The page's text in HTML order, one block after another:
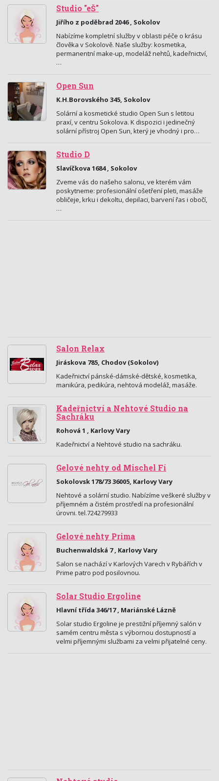
Studio "eŠ"
Jiřího z poděbrad 2046 , Sokolov
Nabízíme kompletní služby v oblasti péče o krásu
člověka v Sokolově. Naše služby: kosmetika,
permanentní make-up, modeláž nehtů, kadeřnictví,
…
Open Sun
K.H.Borovského 345, Sokolov
Solární a kosmetické studio Open Sun s letitou
praxí, v centru Sokolova. K dispozici i jedinečný
solární přístroj Open Sun, který je vhodný i pro…
Studio D
Slavíčkova 1684 , Sokolov
Zveme vás do našeho salonu, ve kterém vám
poskytneme: profesionální ošetření pleti, masáže
obličeje, krku i dekoltu, depilaci, barvení řas i obočí,
…
Salon Relax
Jiráskova 785, Chodov (Sokolov)
Kadeřnictví pánské-dámské-dětské, kosmetika,
manikúra, pedikúra, nehtová modeláž, masáže.
Kadeřnictví a Nehtové Studio na
Sachráku
Rohová 1 , Karlovy Vary
Kadeřnictví a Nehtové studio na sachráku.
Gelové nehty od Mischel Fí
Sokolovsk 178/73 36005, Karlovy Vary
Nehtové a solární studio. Nabízíme veškeré služby v
příjemném a čistém prostředí na profesionální
úrovni. tel.724279933
Gelové nehty Prima
Buchenwaldská 7 , Karlovy Vary
Salon se nachází v Karlových Varech v Rybářích v
Prime patro pod posilovnou.
Solar Studio Ergoline
Hlavní třída 346/17 , Mariánské Lázně
Solar studio Ergoline je prestižní příjemný salón v
samém centru města s výbornou dostupností a
velmi příjemnými službami za velmi přijatelné ceny.